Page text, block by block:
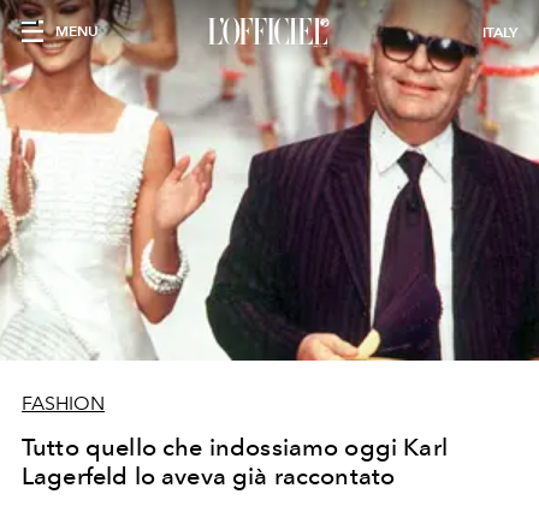
MENU ITALY
FASHION
Tutto quello che indossiamo oggi Karl
Lagerfeld lo aveva già raccontato